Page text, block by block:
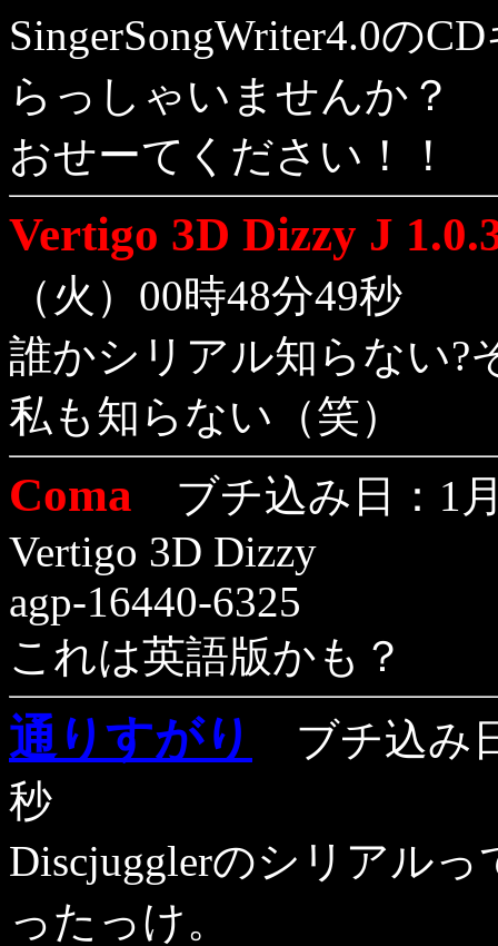
SingerSongWriter4.0の
らっしゃいませんか？
おせーてください！！
Vertigo 3D Dizzy J
（火）00時48分49秒
誰かシリアル知らない?
私も知らない（笑）
Coma ブチ込み日：1
Vertigo 3D Dizzy
agp-16440-6325
これは英語版かも？
通りすがり
ブチ込み
秒
Discjugglerのシリアルっ
ったっけ。